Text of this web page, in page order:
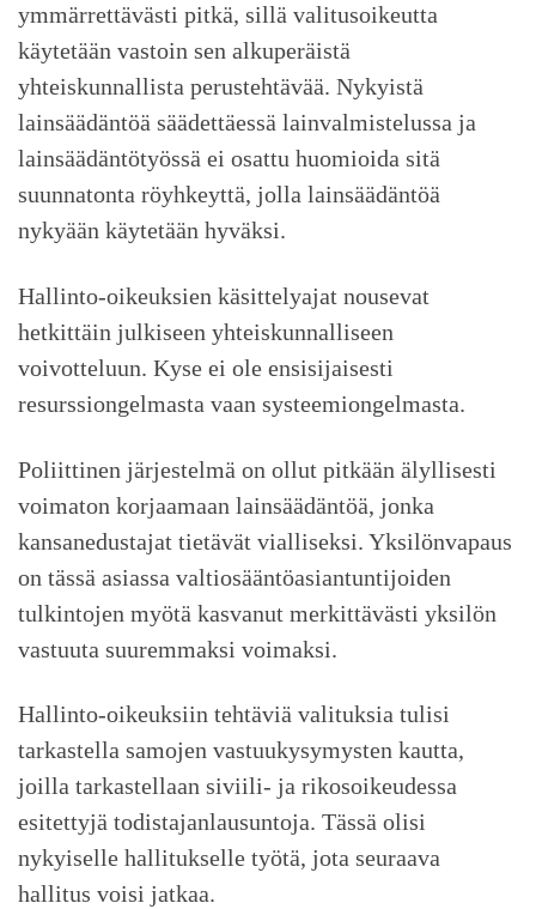
ymmärrettävästi pitkä, sillä valitusoikeutta
käytetään vastoin sen alkuperäistä
yhteiskunnallista perustehtävää. Nykyistä
lainsäädäntöä säädettäessä lainvalmistelussa ja
lainsäädäntötyössä ei osattu huomioida sitä
suunnatonta röyhkeyttä, jolla lainsäädäntöä
nykyään käytetään hyväksi.
Hallinto-oikeuksien käsittelyajat nousevat
hetkittäin julkiseen yhteiskunnalliseen
voivotteluun. Kyse ei ole ensisijaisesti
resurssiongelmasta vaan systeemiongelmasta.
Poliittinen järjestelmä on ollut pitkään älyllisesti
voimaton korjaamaan lainsäädäntöä, jonka
kansanedustajat tietävät vialliseksi. Yksilönvapaus
on tässä asiassa valtiosääntöasiantuntijoiden
tulkintojen myötä kasvanut merkittävästi yksilön
vastuuta suuremmaksi voimaksi.
Hallinto-oikeuksiin tehtäviä valituksia tulisi
tarkastella samojen vastuukysymysten kautta,
joilla tarkastellaan siviili- ja rikosoikeudessa
esitettyjä todistajanlausuntoja. Tässä olisi
nykyiselle hallitukselle työtä, jota seuraava
hallitus voisi jatkaa.